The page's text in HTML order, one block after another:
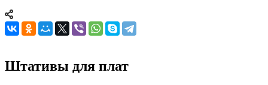
Штативы для плат